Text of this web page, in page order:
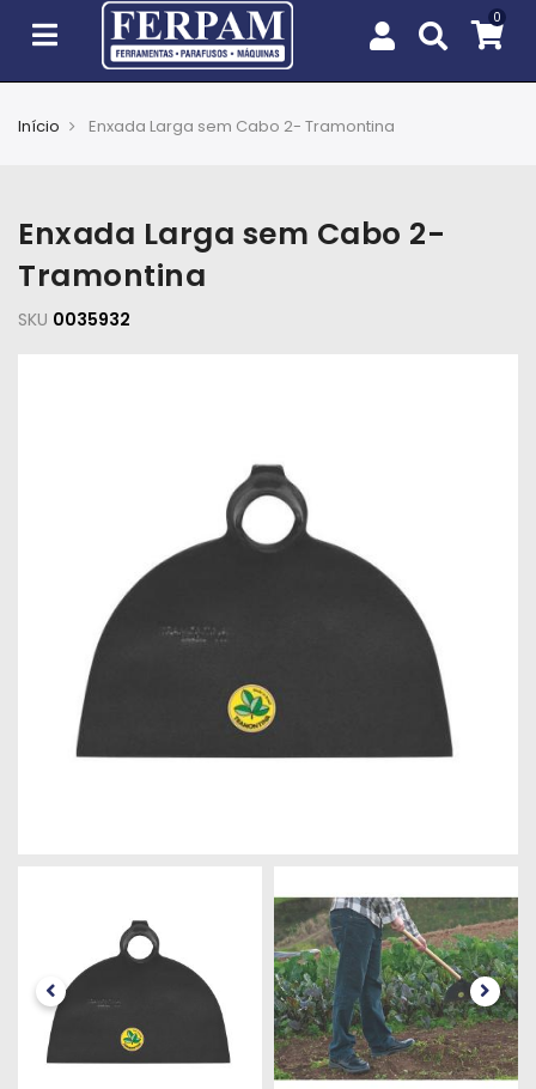
e
Jardim
EPIs
Iluminação
Materiais
Construção
Materiais
Pneumáticos
Tintas
e
Químicos
Início Enxada Larga sem Cabo 2- Tramontina
Enxada Larga sem Cabo 2-
Tramontina
SKU 0035932